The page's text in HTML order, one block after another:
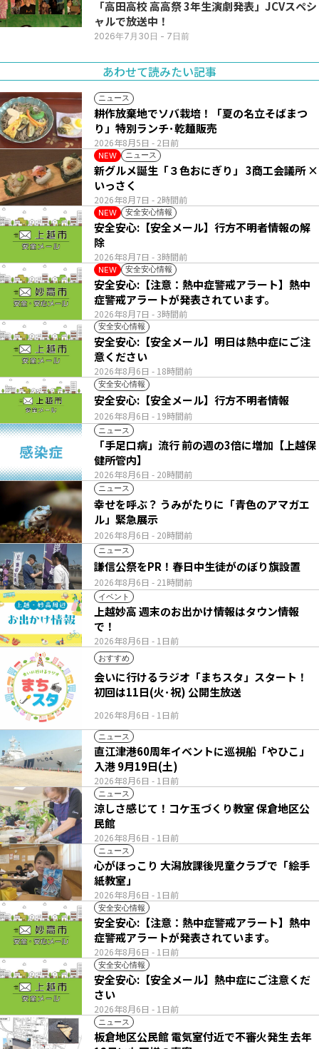
「高田高校 高高祭 3年生演劇発表」JCVスペシ
ャルで放送中！
2026年7月30日 - 7日前
あわせて読みたい記事
ニュース
2026年8月5日 - 2日前
耕作放棄地でソバ栽培！「夏の名立そばまつ
り」特別ランチ･乾麺販売
NEW ニュース
2026年8月7日 - 2時間前
新グルメ誕生「３色おにぎり」 3商工会議所 ×
いっさく
NEW 安全安心情報
2026年8月7日 - 3時間前
安全安心:【安全メール】行方不明者情報の解
除
NEW 安全安心情報
2026年8月7日 - 3時間前
安全安心:【注意：熱中症警戒アラート】熱中
症警戒アラートが発表されています。
安全安心情報
2026年8月6日 - 18時間前
安全安心:【安全メール】明日は熱中症にご注
意ください
安全安心情報
2026年8月6日 - 19時間前
安全安心:【安全メール】行方不明者情報
ニュース
2026年8月6日 - 20時間前
「手足口病」流行 前の週の3倍に増加【上越保
健所管内】
ニュース
2026年8月6日 - 20時間前
幸せを呼ぶ？ うみがたりに「青色のアマガエ
ル」緊急展示
ニュース
2026年8月6日 - 21時間前
謙信公祭をPR！春日中生徒がのぼり旗設置
イベント
2026年8月6日 - 1日前
上越妙高 週末のお出かけ情報はタウン情報
で！
おすすめ
2026年8月6日 - 1日前
会いに行けるラジオ「まちスタ」スタート！
初回は11日(火･祝) 公開生放送
ニュース
2026年8月6日 - 1日前
直江津港60周年イベントに巡視船「やひこ」
入港 9月19日(土)
ニュース
2026年8月6日 - 1日前
涼しさ感じて！コケ玉づくり教室 保倉地区公
民館
ニュース
2026年8月6日 - 1日前
心がほっこり 大潟放課後児童クラブで「絵手
紙教室」
安全安心情報
2026年8月6日 - 1日前
安全安心:【注意：熱中症警戒アラート】熱中
症警戒アラートが発表されています。
安全安心情報
2026年8月6日 - 1日前
安全安心:【安全メール】熱中症にご注意くだ
さい
ニュース
板倉地区公民館 電気室付近で不審火発生 去年